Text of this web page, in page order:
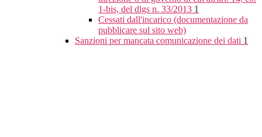
1-bis, del dlgs n. 33/2013 1
Cessati dall'incarico (documentazione da
pubblicare sul sito web)
Sanzioni per mancata comunicazione dei dati 1